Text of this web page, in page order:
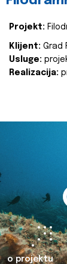
Projekt:
Klijent: Grad
Usluge:
Realizacija:
o projektu